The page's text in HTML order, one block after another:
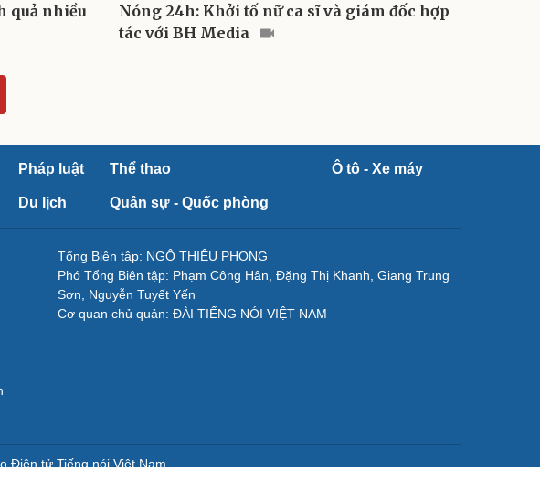
quả nhiều
Nóng 24h: Khởi tố nữ ca sĩ và giám đốc hợp
tác với BH Media
Pháp luật Thể thao Ô tô - Xe máy
Du lịch Quân sự - Quốc phòng
Tổng Biên tập: NGÔ THIỆU PHONG
Phó Tổng Biên tập: Phạm Công Hân, Đặng Thị Khanh, Giang Trung
Sơn, Nguyễn Tuyết Yến
Cơ quan chủ quản: ĐÀI TIẾNG NÓI VIỆT NAM
Điện tử Tiếng nói Việt Nam